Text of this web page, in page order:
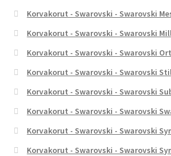
Korvakorut - Swarovski - Swarovski
Korvakorut - Swarovski - Swarovski
Korvakorut - Swarovski - Swarovski
Korvakorut - Swarovski - Swarovski
Korvakorut - Swarovski - Swarovski
Korvakorut - Swarovski - Swarovski
Korvakorut - Swarovski - Swarovski
Korvakorut - Swarovski - Swarovski